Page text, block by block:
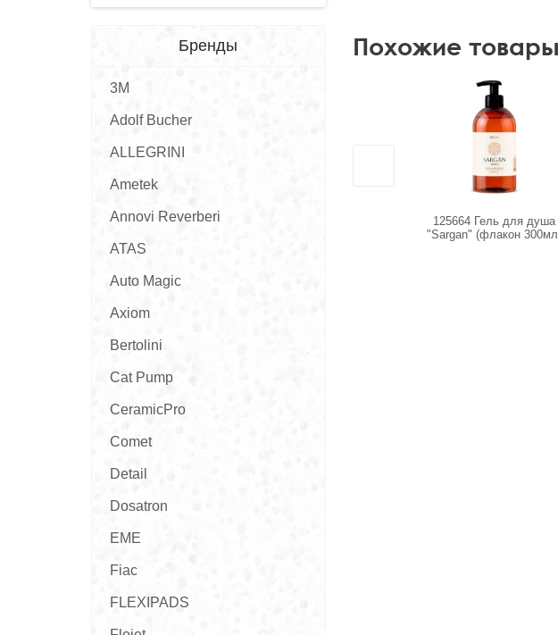
Бренды
3M
Adolf Bucher
ALLEGRINI
Ametek
Annovi Reverberi
ATAS
Auto Magic
Axiom
Bertolini
Cat Pump
CeramicPro
Comet
Detail
Dosatron
EME
Fiac
FLEXIPADS
Похожие товары
125664 Гель для душа
"Sargan" (флакон